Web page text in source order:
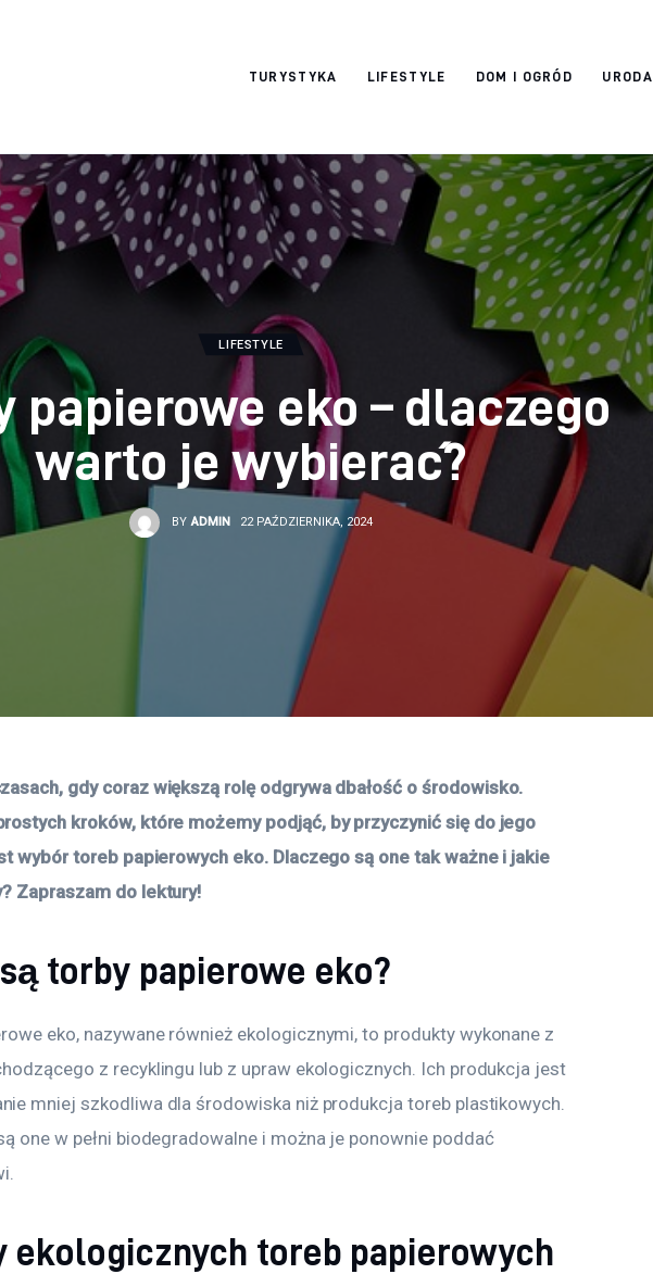
TURYSTYKA LIFESTYLE DOM I OGRÓD URODA
okazjonalne-
LIFESTYLE
papierowe eko – dlaczego
warto je wybierać?
BY ADMIN 22 PAŹDZIERNIKA, 2024
gdy coraz większą rolę odgrywa dbałość o środowisko.
kroków, które możemy podjąć, by przyczynić się do jego
wybór toreb papierowych eko. Dlaczego są one tak ważne i jakie
Zapraszam do lektury!
torby papierowe eko?
eko, nazywane również ekologicznymi, to produkty wykonane z
z recyklingu lub z upraw ekologicznych. Ich produkcja jest
mniej szkodliwa dla środowiska niż produkcja toreb plastikowych.
one w pełni biodegradowalne i można je ponownie poddać
ekologicznych toreb papierowych